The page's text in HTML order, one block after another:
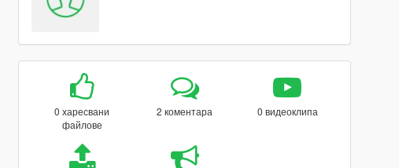
0 харесвани
файлове
2 коментара 0 видеоклипа